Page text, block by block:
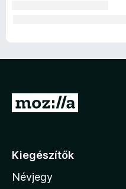
U
á
a
Kiegészítők
Névjegy